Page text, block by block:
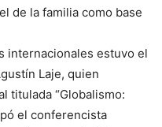
de la familia como base
internacionales estuvo el
Laje, quien
titulada “Globalismo:
el conferencista